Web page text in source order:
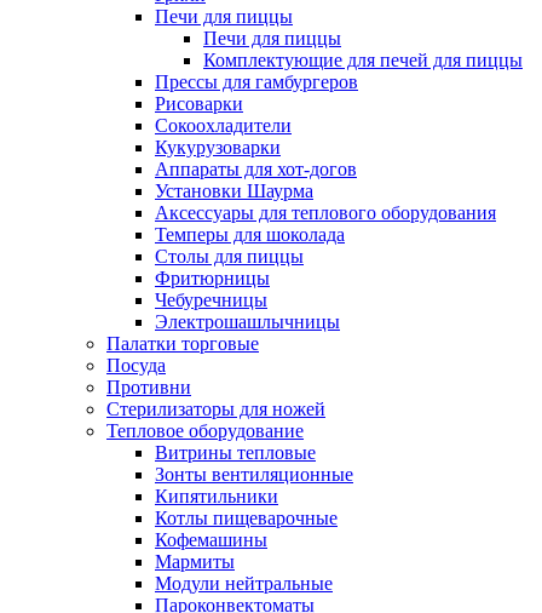
Печи для пиццы
Печи для пиццы
Комплектующие для печей для пиццы
Прессы для гамбургеров
Рисоварки
Сокоохладители
Кукурузоварки
Аппараты для хот-догов
Установки Шаурма
Аксессуары для теплового оборудования
Темперы для шоколада
Столы для пиццы
Фритюрницы
Чебуречницы
Электрошашлычницы
Палатки торговые
Посуда
Противни
Стерилизаторы для ножей
Тепловое оборудование
Витрины тепловые
Зонты вентиляционные
Кипятильники
Котлы пищеварочные
Кофемашины
Мармиты
Модули нейтральные
Пароконвектоматы